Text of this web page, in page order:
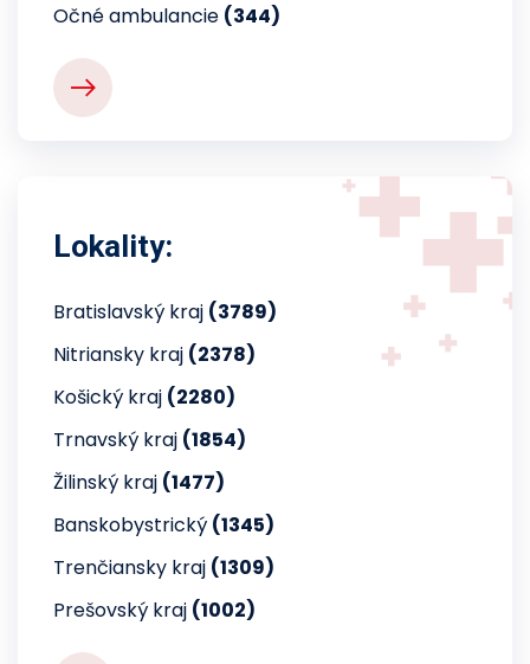
Očné ambulancie (344)
Lokality:
Bratislavský kraj (3789)
Nitriansky kraj (2378)
Košický kraj (2280)
Trnavský kraj (1854)
Žilinský kraj (1477)
Banskobystrický (1345)
Trenčiansky kraj (1309)
Prešovský kraj (1002)